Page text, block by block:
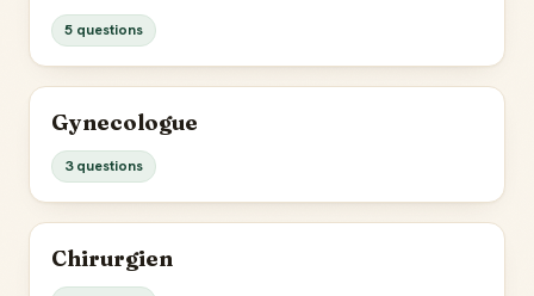
5 questions
Gynecologue
3 questions
Chirurgien